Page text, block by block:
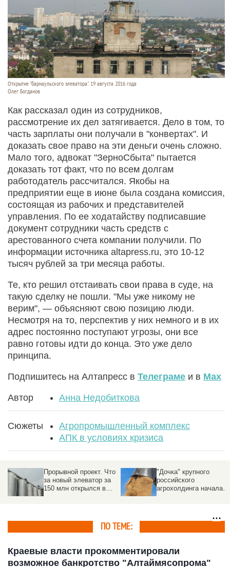
Открытие "барнаульского элеватора". 19 августа 2016 года
Олег Богданов
Как рассказал один из сотрудников,
рассмотрение их дел затягивается. Дело в том, то
часть зарплаты они получали в "конвертах". И
доказать свое право на эти деньги очень сложно.
Мало того, адвокат "ЗерноСбыта" пытается
доказать тот факт, что по всем долгам
работодатель рассчитался. Якобы на
предприятии еще в июне была создана комиссия,
состоящая из рабочих и представителей
управления. По ее ходатайству подписавшие
документ сотрудники часть средств с
арестованного счета компании получили. По
информации источника altapress.ru, это 10-12
тысяч рублей за три месяца работы.
Те, кто решил отстаивать свои права в суде, на
такую сделку не пошли. "Мы уже никому не
верим", — объясняют свою позицию люди.
Несмотря на то, перспектив у них немного и в их
адрес постоянно поступают угрозы, они все
равно готовы идти до конца. Это уже дело
принципа.
Подпишитесь на Алтапресс в Телеграме и в Max
Автор Анна Недобиткова
Сюжеты
Агропромышленный комплекс
АПК в условиях кризиса
"Дочка" крупного
российского
агрохолдинга начала
С экс-директора
скандально известной
фирмы требуют
ПО ТЕМЕ:
Краевые власти прокомментировали
возможное банкротство "Алтаймясопрома"